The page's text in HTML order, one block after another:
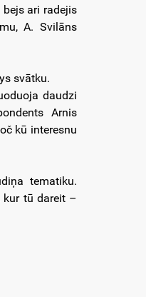
ari radejis
A. Svilāns
svātku.
daudzi
Arnis
kū interesnu
tematiku.
kur tū dareit –